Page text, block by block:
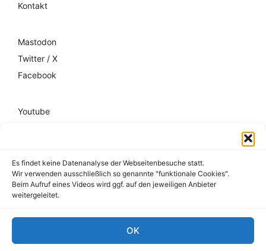
Es findet keine Datenanalyse der Webseitenbesuche statt.
Wir verwenden ausschließlich so genannte "funktionale Cookies".
Beim Aufruf eines Videos wird ggf. auf den jeweiligen Anbieter
weitergeleitet.
OK
Kontakt
Mastodon
Twitter / X
Facebook
Youtube
Impressum
Datenschutz